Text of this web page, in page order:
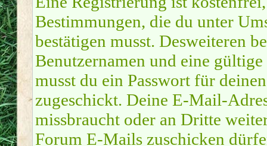
Bestimmungen, die du unter
bestätigen musst. Desweiteren
Benutzernamen und eine
musst du ein Passwort für
zugeschickt. Deine E-Mail-
missbraucht oder an Dritte
Forum E-Mails zuschicken